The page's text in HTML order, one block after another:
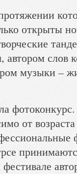
открыты
слов
музыки –
от